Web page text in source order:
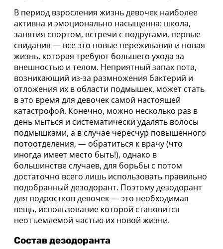
В период взросления жизнь девочек наиболее
активна и эмоционально насыщенна: школа,
занятия спортом, встречи с подругами, первые
свидания — все это новые переживания и новая
жизнь, которая требуют большего ухода за
внешностью и телом. Неприятный запах пота,
возникающий из-за размножения бактерий и
отложения их в области подмышек, может стать
в это время для девочек самой настоящей
катастрофой. Конечно, можно несколько раз в
день мыться и систематически удалять волосы
подмышками, а в случае чересчур повышенного
потоотделения, — обратиться к врачу (что
иногда имеет место быть!), однако в
большинстве случаев, для борьбы с потом
достаточно всего лишь использовать правильно
подобранный дезодорант. Поэтому дезодорант
для подростков девочек — это необходимая
вещь, использование которой становится
неотъемлемой частью их новой жизни.
Состав дезодоранта